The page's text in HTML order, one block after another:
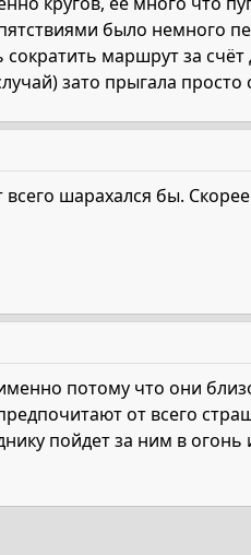
было немного
маршрут за
зато прыгала просто
шарахался бы.
потому что они
от всего
пойдет за ним в огонь